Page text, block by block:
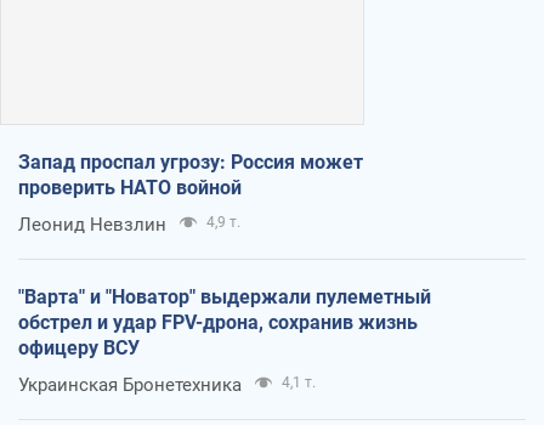
Запад проспал угрозу: Россия может
проверить НАТО войной
Леонид Невзлин 4,9 т.
"Варта" и "Новатор" выдержали пулеметный
обстрел и удар FPV-дрона, сохранив жизнь
офицеру ВСУ
Украинская Бронетехника 4,1 т.